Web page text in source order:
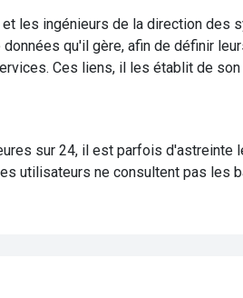
les ingénieurs de la direction des
qu'il gère, afin de définir
Ces liens, il les établit de
sur 24, il est parfois d'astreinte
utilisateurs ne consultent pas les